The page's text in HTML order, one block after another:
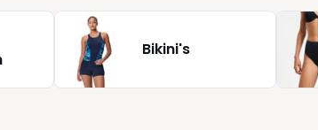
Bikini's